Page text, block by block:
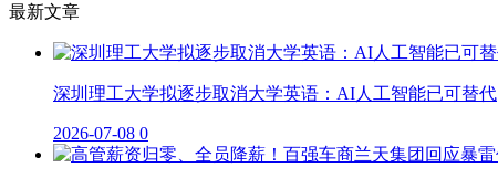
最新文章
深圳理工大学拟逐步取消大学英语：AI人工智能已可替代
2026-07-08 0